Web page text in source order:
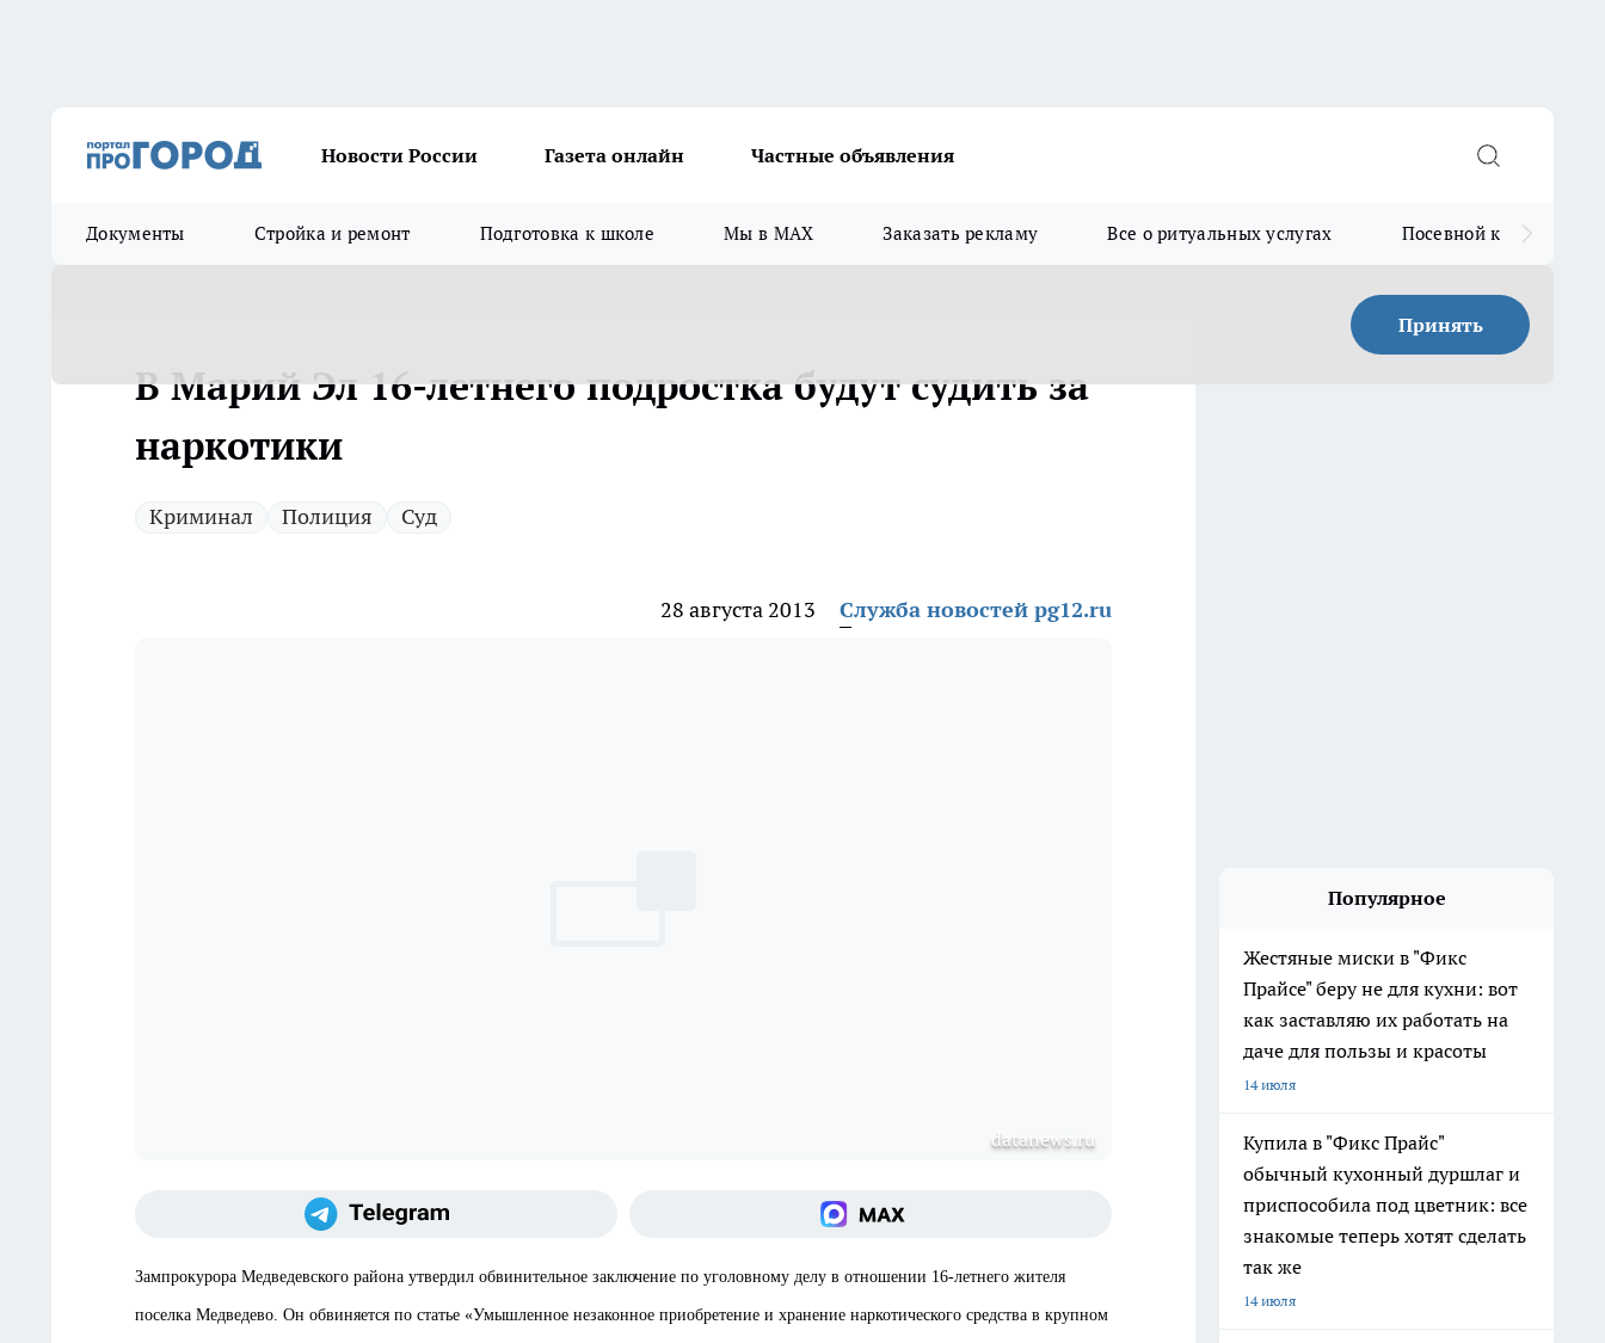
Новости России Газета онлайн Частные объявления
Документы Стройка и ремонт Подготовка к школе Мы в MAX Заказать рекламу Все о ритуальных услугах Посевной календарь
Принять
В Марий Эл 16-летнего подростка будут судить за
наркотики
Криминал Полиция Суд
28 августа 2013 Служба новостей pg12.ru
datanews.ru
Зампрокурора Медведевского района утвердил обвинительное заключение по уголовному делу в отношении 16-летнего жителя
поселка Медведево. Он обвиняется по статье «Умышленное незаконное приобретение и хранение наркотического средства в крупном
Популярное
Жестяные миски в "Фикс
Прайсе" беру не для кухни: вот
как заставляю их работать на
даче для пользы и красоты
14 июля
Купила в "Фикс Прайс"
обычный кухонный дуршлаг и
приспособила под цветник: все
знакомые теперь хотят сделать
так же
14 июля